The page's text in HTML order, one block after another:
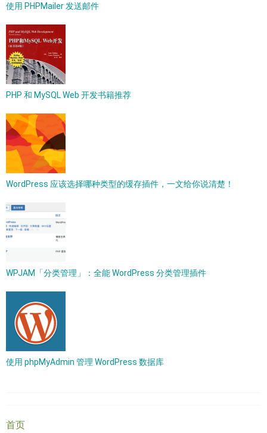
使用 PHPMailer 发送邮件
PHP 和 MySQL Web 开发书籍推荐
WordPress 应该选择哪种类型的缓存插件，一文给你说清楚！
WPJAM「分类管理」：全能 WordPress 分类管理插件
使用 phpMyAdmin 管理 WordPress 数据库
首页